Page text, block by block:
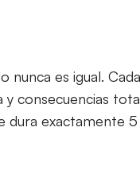
nunca es igual.
consecuencias
dura exactamente